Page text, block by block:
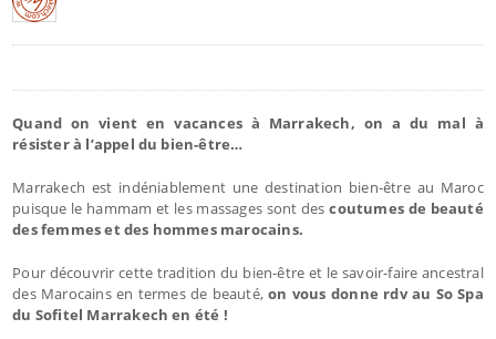
Quand on vient en vacances à Marrakech, on a du mal à
résister à l’appel du bien-être…
Marrakech est indéniablement une destination bien-être au Maroc
puisque le hammam et les massages sont descoutumes de beauté
des femmes et des hommes marocains.
Pour découvrir cette tradition du bien-être et le savoir-faire ancestral
des Marocains en termes de beauté,on vous donne rdv au So Spa
du Sofitel Marrakech en été !